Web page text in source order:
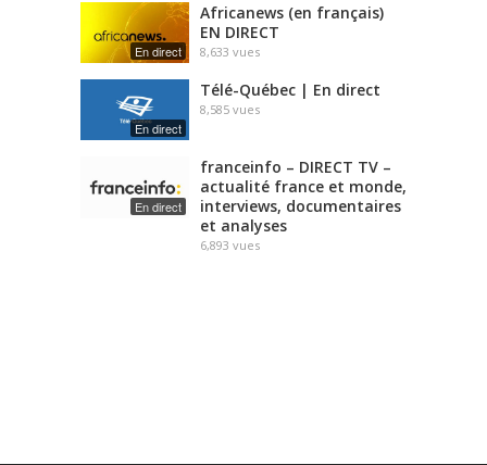
En direct
Africanews (en français)
EN DIRECT
8,633 vues
En direct
Télé-Québec | En direct
8,585 vues
En direct
franceinfo – DIRECT TV –
actualité france et monde,
interviews, documentaires
et analyses
6,893 vues